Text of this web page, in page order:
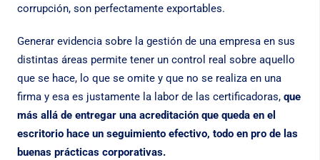
corrupción, son perfectamente exportables.
Generar evidencia sobre la gestión de una empresa en sus
distintas áreas permite tener un control real sobre aquello
que se hace, lo que se omite y que no se realiza en una
firma y esa es justamente la labor de las certificadoras, que
más allá de entregar una acreditación que queda en el
escritorio hace un seguimiento efectivo, todo en pro de las
buenas prácticas corporativas.